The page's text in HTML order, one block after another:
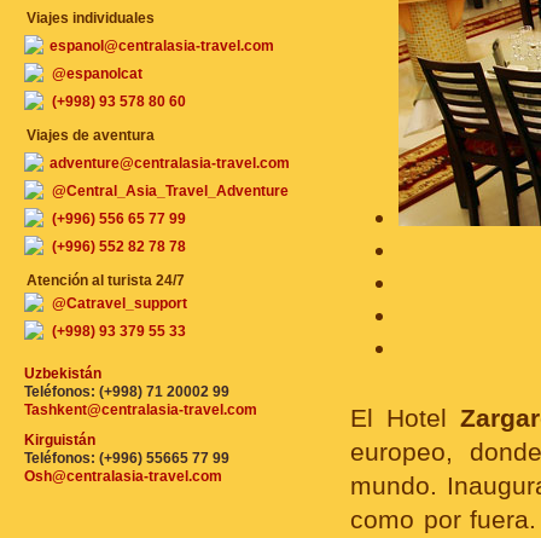
El Hotel
europeo,
mundo.
como por
Viajes individuales
espanol@centralasia-travel.com
@espanolcat
(+998) 93 578 80 60
Viajes de aventura
adventure@centralasia-travel.com
@Central_Asia_Travel_Adventure
(+996) 556 65 77 99
(+996) 552 82 78 78
Atención al turista 24/7
@Catravel_support
(+998) 93 379 55 33
Uzbekistán
Teléfonos: (+998) 71 20002 99
Tashkent@centralasia-travel.com
Kirguistán
Teléfonos: (+996) 55665 77 99
Osh@centralasia-travel.com